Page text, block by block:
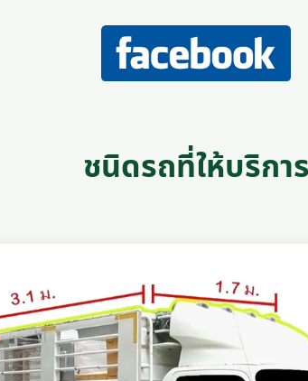
ชนิดรถที่ให้บริการ